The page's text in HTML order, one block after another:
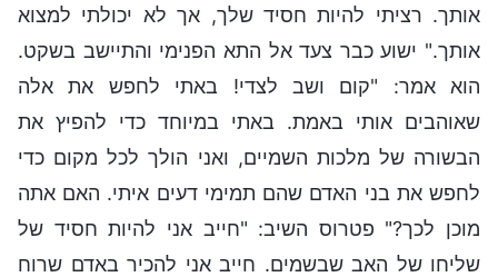
אותך. רציתי להיות חסיד שלך, אך לא יכולתי למצוא
אותך." ישוע כבר צעד אל התא הפנימי והתיישב בשקט.
הוא אמר: "קום ושב לצדי! באתי לחפש את אלה
שאוהבים אותי באמת. באתי במיוחד כדי להפיץ את
הבשורה של מלכות השמיים, ואני הולך לכל מקום כדי
לחפש את בני האדם שהם תמימי דעים איתי. האם אתה
מוכן לכך?" פטרוס השיב: "חייב אני להיות חסיד של
שליחו של האב שבשמים. חייב אני להכיר באדם שרוח